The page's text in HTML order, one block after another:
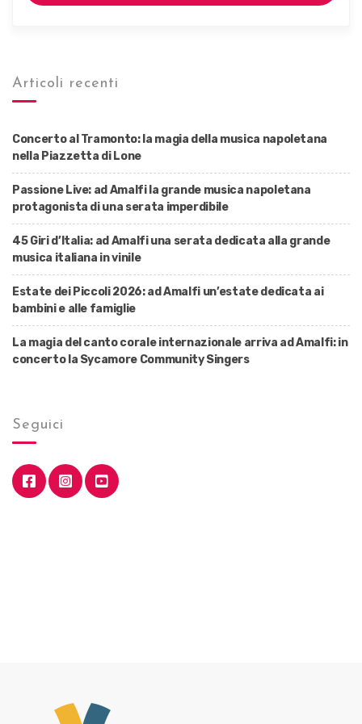
Articoli recenti
Concerto al Tramonto: la magia della musica napoletana
nella Piazzetta di Lone
Passione Live: ad Amalfi la grande musica napoletana
protagonista di una serata imperdibile
45 Giri d’Italia: ad Amalfi una serata dedicata alla grande
musica italiana in vinile
Estate dei Piccoli 2026: ad Amalfi un’estate dedicata ai
bambini e alle famiglie
La magia del canto corale internazionale arriva ad Amalfi: in
concerto la Sycamore Community Singers
Seguici